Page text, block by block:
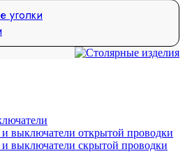
уголки
и выключатели открытой проводки
и выключатели скрытой проводки